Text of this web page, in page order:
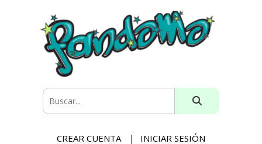
CREAR CUENTA INICIAR SESIÓN